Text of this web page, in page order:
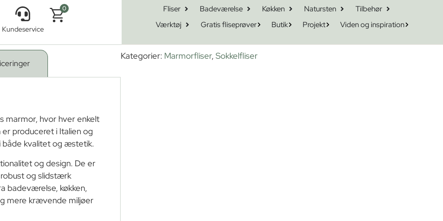
Kundeservice
0 Fliser Badeværelse Køkken Natursten
Tilbehør
Værktøj
Gratis fliseprøver Butik Projekt Viden og inspiration
Luna Battiscopa
marmor, hvor hver enkelt
produceret i Italien og
både kvalitet og æstetik.
og design. De er
og slidstærk
badeværelse, køkken,
mere krævende miljøer
Kategorier: Marmorfliser, Sokkelfliser